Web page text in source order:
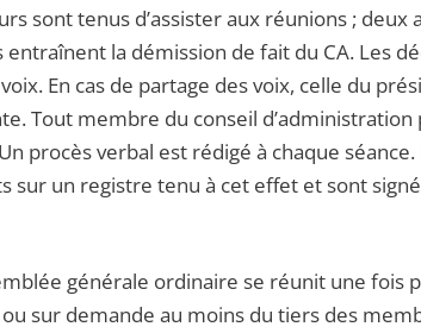
sont tenus d’assister aux réunions ; deux
la démission de fait du CA. Les
En cas de partage des voix, celle du
Tout membre du conseil
procès verbal est rédigé à chaque
sur un registre tenu à cet effet et sont
générale ordinaire se réunit une fois
sur demande au moins du tiers des